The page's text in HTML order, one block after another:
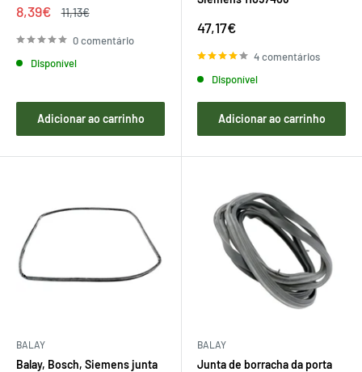
Preço
venda
8,39€
Preço
11,13€
0 comentário
Disponível
Adicionar ao carrinho
Preço
venda
47,17€
4 comentários
Disponível
Adicionar ao carrinho
BALAY
Balay, Bosch, Siemens junta
BALAY
Junta de borracha da porta